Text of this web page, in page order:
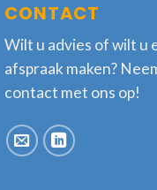
CONTACT
Wilt u advies of wilt u
afspraak maken?
contact met ons op!